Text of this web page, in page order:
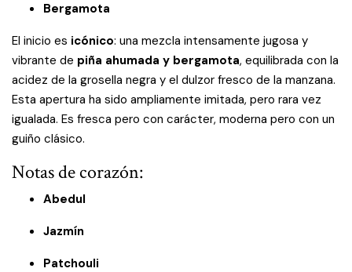
Bergamota
El inicio es icónico: una mezcla intensamente jugosa y
vibrante de piña ahumada y bergamota, equilibrada con la
acidez de la grosella negra y el dulzor fresco de la manzana.
Esta apertura ha sido ampliamente imitada, pero rara vez
igualada. Es fresca pero con carácter, moderna pero con un
guiño clásico.
Notas de corazón:
Abedul
Jazmín
Patchouli